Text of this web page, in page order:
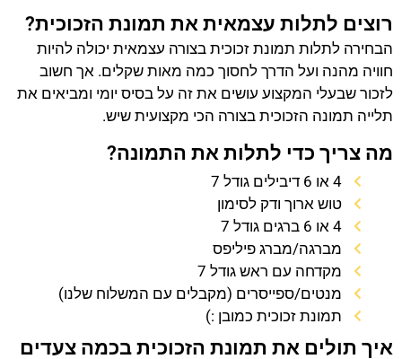
רוצים לתלות עצמאית את תמונת הזכוכית?
הבחירה לתלות תמונת זכוכית בצורה עצמאית יכולה להיות
חוויה מהנה ועל הדרך לחסוך כמה מאות שקלים. אך חשוב
לזכור שבעלי המקצוע עושים את זה על בסיס יומי ומביאים את
תלייה תמונה הזכוכית בצורה הכי מקצועית שיש.
מה צריך כדי לתלות את התמונה?
4 או 6 דיבילים גודל 7
טוש ארוך ודק לסימון
4 או 6 ברגים גודל 7
מברגה/מברג פיליפס
מקדחה עם ראש גודל 7
מנטים/ספייסרים (מקבלים עם המשלוח שלנו)
תמונת זכוכית כמובן :)
איך תולים את תמונת הזכוכית בכמה צעדים